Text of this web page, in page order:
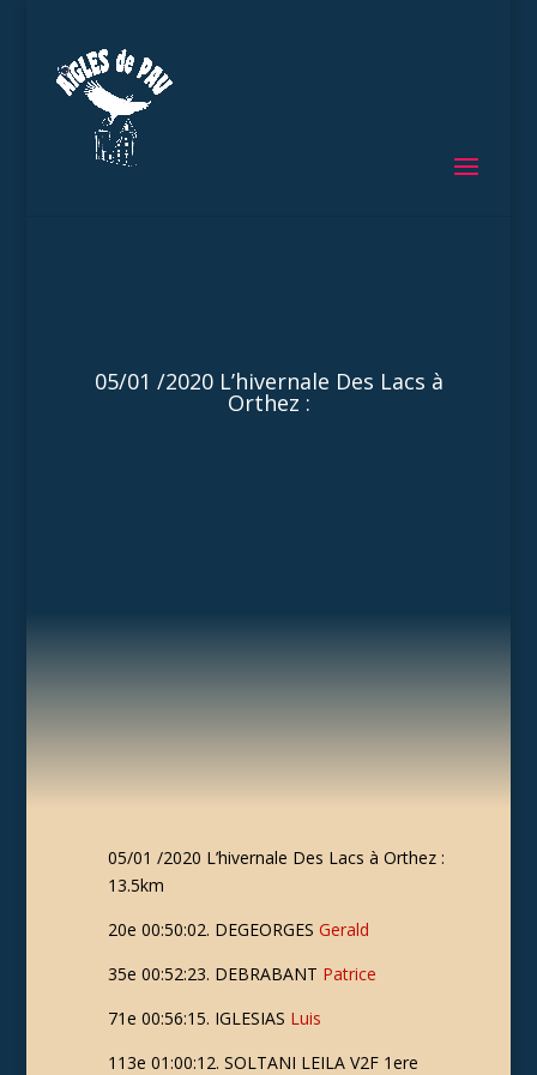
05/01 /2020 L’hivernale Des Lacs à
Orthez :
05/01 /2020 L’hivernale Des Lacs à Orthez :
13.5km
20e 00:50:02. DEGEORGESGerald
35e 00:52:23. DEBRABANT Patrice
71e 00:56:15. IGLESIAS Luis
113e 01:00:12. SOLTANI LEILA V2F 1ere